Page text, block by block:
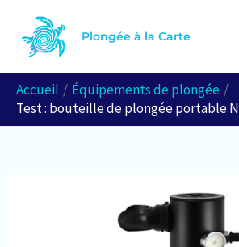
contenu
Plongée à la Carte
Accueil
Équipements de plongée
Test : bouteille de plongée portable
e
h
e